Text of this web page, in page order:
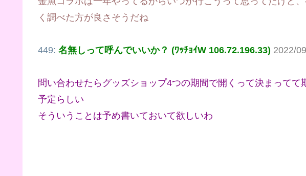
く調べた方が良さそうだね
449: 名無しって呼んでいいか？ (ﾜｯﾁｮｲW 106.72.196.33) 2022/
問い合わせたらグッズショップ4つの期間で開くって決まってて
予定らしい
そういうことは予め書いておいて欲しいわ